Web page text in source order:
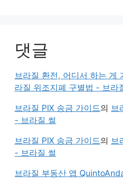
댓글
브라질 환전, 어디서 하는 게
라질 위조지폐 구별법 - 브라
브라질 PIX 송금 가이드의 브
- 브라질 썰
브라질 PIX 송금 가이드의 브
- 브라질 썰
브라질 부동산 앱